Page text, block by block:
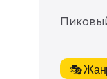
🎭